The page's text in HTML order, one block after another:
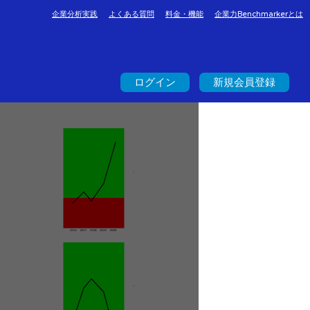
企業分析実践 よくある質問 料金・機能 企業力Benchmarkerとは
ログイン 新規会員登録